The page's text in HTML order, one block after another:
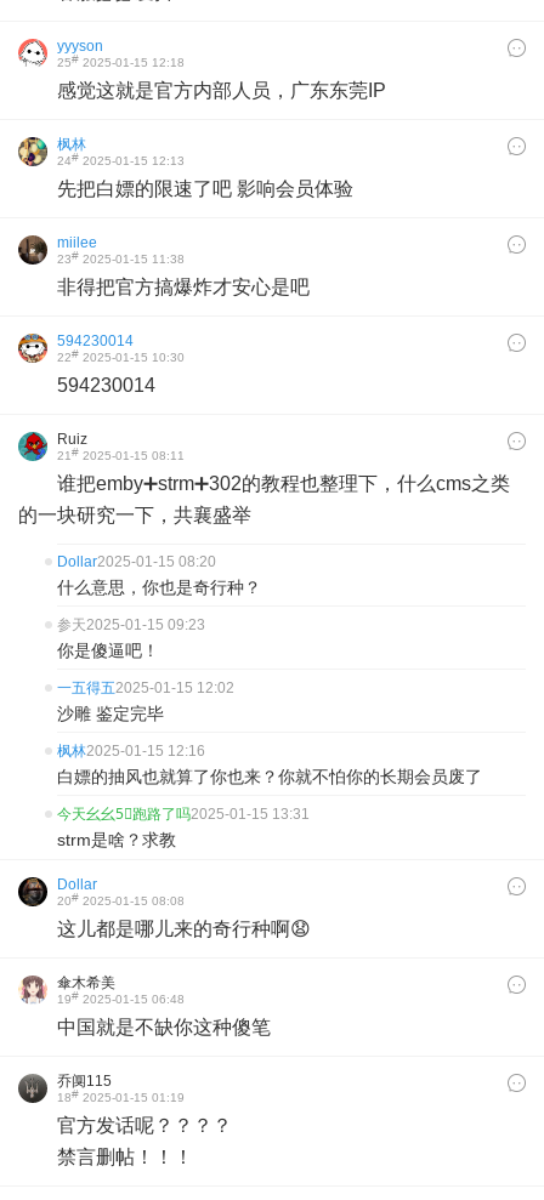
yyyson
25# 2025-01-15 12:18
感觉这就是官方内部人员，广东东莞IP
枫林
24# 2025-01-15 12:13
先把白嫖的限速了吧 影响会员体验
miilee
23# 2025-01-15 11:38
非得把官方搞爆炸才安心是吧
594230014
22# 2025-01-15 10:30
594230014
Ruiz
21# 2025-01-15 08:11
谁把emby➕strm➕302的教程也整理下，什么cms之类
的一块研究一下，共襄盛举
Dollar2025-01-15 08:20
什么意思，你也是奇行种？
参天2025-01-15 09:23
你是傻逼吧！
一五得五2025-01-15 12:02
沙雕 鉴定完毕
枫林2025-01-15 12:16
白嫖的抽风也就算了你也来？你就不怕你的长期会员废了
今天幺幺5⃣️跑路了吗2025-01-15 13:31
strm是啥？求教
Dollar
20# 2025-01-15 08:08
这儿都是哪儿来的奇行种啊😧
傘木希美
19# 2025-01-15 06:48
中国就是不缺你这种傻笔
乔阒115
18# 2025-01-15 01:19
官方发话呢？？？？
禁言删帖！！！